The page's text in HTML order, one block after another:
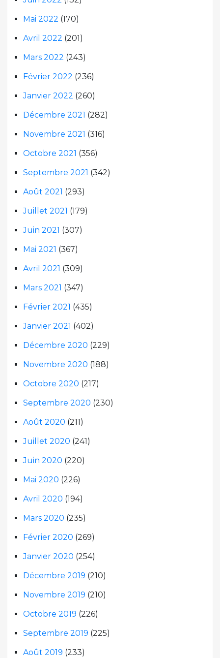
Mai 2022 (170)
Avril 2022 (201)
Mars 2022 (243)
Février 2022 (236)
Janvier 2022 (260)
Décembre 2021 (282)
Novembre 2021 (316)
Octobre 2021 (356)
Septembre 2021 (342)
Août 2021 (293)
Juillet 2021 (179)
Juin 2021 (307)
Mai 2021 (367)
Avril 2021 (309)
Mars 2021 (347)
Février 2021 (435)
Janvier 2021 (402)
Décembre 2020 (229)
Novembre 2020 (188)
Octobre 2020 (217)
Septembre 2020 (230)
Août 2020 (211)
Juillet 2020 (241)
Juin 2020 (220)
Mai 2020 (226)
Avril 2020 (194)
Mars 2020 (235)
Février 2020 (269)
Janvier 2020 (254)
Décembre 2019 (210)
Novembre 2019 (210)
Octobre 2019 (226)
Septembre 2019 (225)
Août 2019 (233)